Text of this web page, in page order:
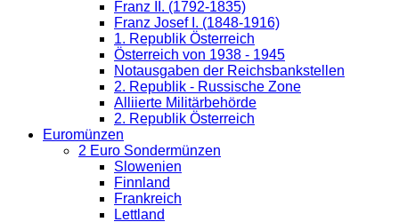
Franz II. (1792-1835)
Franz Josef I. (1848-1916)
1. Republik Österreich
Österreich von 1938 - 1945
Notausgaben der Reichsbankstellen
2. Republik - Russische Zone
Alliierte Militärbehörde
2. Republik Österreich
Euromünzen
2 Euro Sondermünzen
Slowenien
Finnland
Frankreich
Lettland